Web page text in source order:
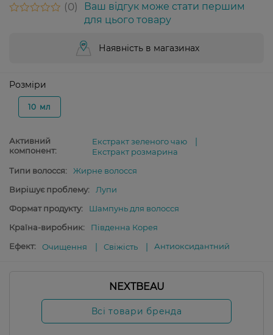
0
Ваш відгук може стати першим
для цього товару
Наявність в магазинах
Розміри
10 мл
Активний
компонент:
Екстракт зеленого чаю
Екстракт розмарина
Типи волосся:
Жирне волосся
Вирішує проблему:
Лупи
Формат продукту:
Шампунь для волосся
Країна-виробник:
Південна Корея
Ефект:
Очищення Свіжість Антиоксидантний
NEXTBEAU
Всі товари бренда